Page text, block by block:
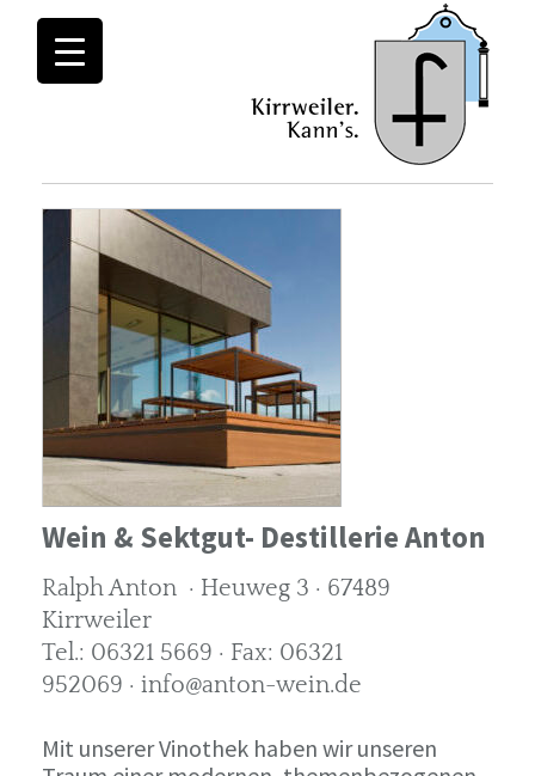
Wein & Sektgut- Destillerie Anton
Ralph Anton · Heuweg 3 · 67489
Kirrweiler
Tel.: 06321 5669 · Fax: 06321
952069 · info@anton-wein.de
Mit unserer Vinothek haben wir unseren